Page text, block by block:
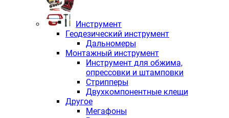
Инструмент
Геодезический инструмент
Дальномеры
Монтажный инструмент
Инструмент для обжима,
опрессовки и штамповки
Стрипперы
Двухкомпонентные клещи
Другое
Мегафоны